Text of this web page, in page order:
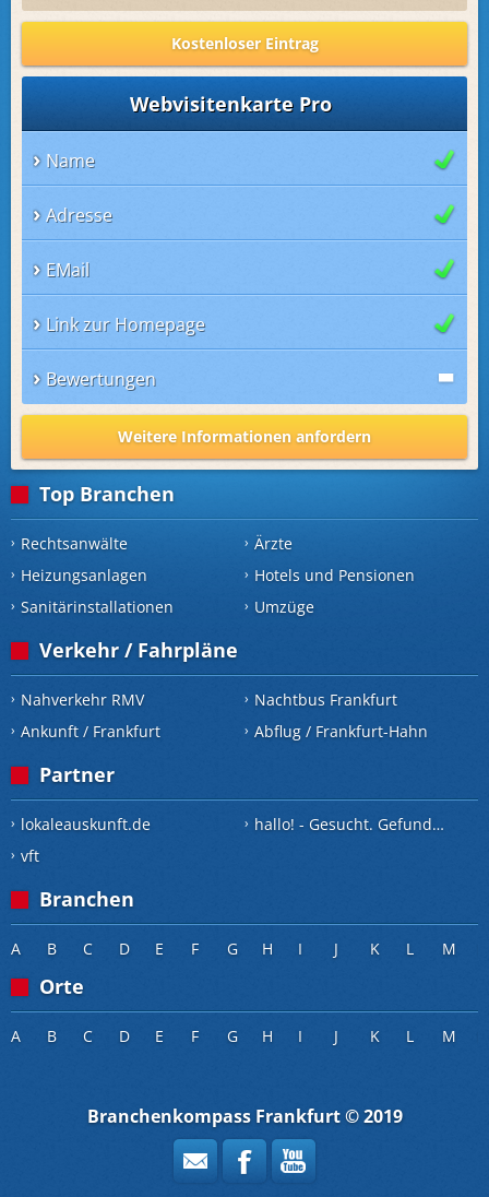
Kostenloser Eintrag
Webvisitenkarte Pro
Name
Adresse
EMail
Link zur Homepage
Bewertungen
Weitere Informationen anfordern
Top Branchen
Rechtsanwälte Ärzte
Heizungsanlagen
Hotels und Pensionen
Sanitärinstallationen
Umzüge
Verkehr / Fahrpläne
Nahverkehr RMV Nachtbus Frankfurt
Ankunft / Frankfurt
Abflug / Frankfurt-Hahn
Partner
lokaleauskunft.de hallo! - Gesucht. Gefunden.
vft
Branchen
A B C D E F G H I J K L M
Orte
A B C D E F G H I J K L M
Branchenkompass Frankfurt © 2019